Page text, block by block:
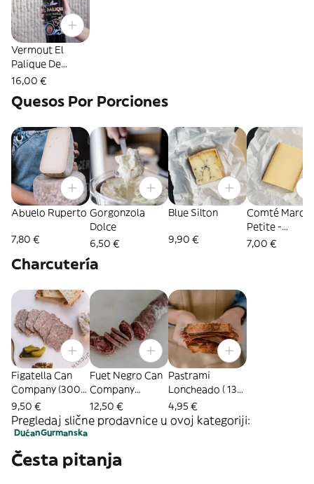
Vermout El
Palique De
Madrid
16,00 €
Quesos Por Porciones
Abuelo Ruperto
7,80 €
Gorgonzola
Dolce
6,50 €
Blue Silton
9,90 €
Comté Marcel
Petite -
Elegance 10
7,00 €
Charcutería
Figatella Can
Company (300
Gr Aprox)
9,50 €
Fuet Negro Can
Company
(100Gr Aprox)
12,50 €
Pastrami
Loncheado ( 130
Gr Aprox)
4,95 €
Pregledaj slične prodavnice u ovoj kategoriji:
DućanGurmanska
Česta pitanja